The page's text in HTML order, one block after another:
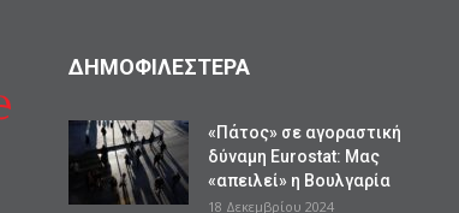
ΔΗΜΟΦΙΛΕΣΤΕΡΑ
«Πάτος» σε αγοραστική
δύναμη Eurostat: Μας
«απειλεί» η Βουλγαρία
18 Δεκεμβρίου 2024